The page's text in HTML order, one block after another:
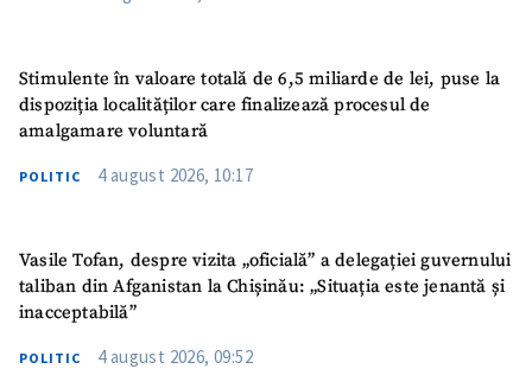
Stimulente în valoare totală de 6,5 miliarde de lei, puse la
dispoziția localităților care finalizează procesul de
amalgamare voluntară
POLITIC 4 august 2026, 10:17
Vasile Tofan, despre vizita „oficială” a delegației guvernului
taliban din Afganistan la Chișinău: „Situația este jenantă și
inacceptabilă”
POLITIC 4 august 2026, 09:52